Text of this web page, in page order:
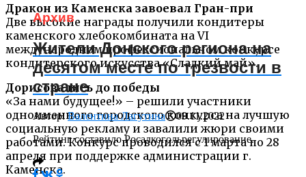
Дракон из Каменска завоевал Гран-при
Две высокие награды получили кондитеры
каменского хлебокомбината на VI
международном профессиональном конкурсе
кондитерского искусства «Сладкий май».
Дорисовались до победы
«За нами будущее!» – решили участники
одноименного городского конкурса на лучшую
социальную рекламу и завалили жюри своими
работами. Конкурс проводился с 1 марта по 28
апреля при поддержке администрации г.
Каменска.
Архив
Жители Донского региона на
десятом месте по трезвости в
стране
Автор:Валентина Лагутина
09.11.2022
Рейтинг составило Росалкогольрегулирование.